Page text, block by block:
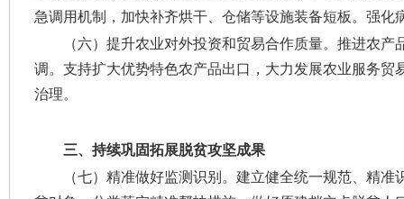
急调用机制，加快补齐烘干、仓储等设施装备短板。强
（六）提升农业对外投资和贸易合作质量。 推进农产
调。支持扩大优势特色农产品出口，大力发展农业服务
治理。
三、持续巩固拓展脱贫攻坚成果
（七）精准做好监测识别。 建立健全统一规范、精准